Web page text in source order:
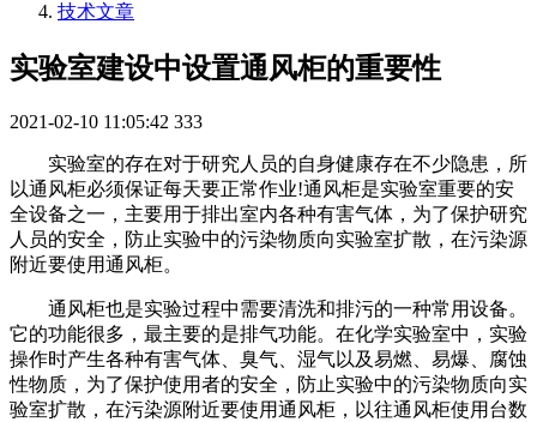
技术文章
实验室建设中设置通风柜的重要性
2021-02-10 11:05:42 333
实验室的存在对于研究人员的自身健康存在不少隐患，所
以通风柜必须保证每天要正常作业!通风柜是实验室重要的安
全设备之一，主要用于排出室内各种有害气体，为了保护研究
人员的安全，防止实验中的污染物质向实验室扩散，在污染源
附近要使用通风柜。
通风柜也是实验过程中需要清洗和排污的一种常用设备。
它的功能很多，最主要的是排气功能。在化学实验室中，实验
操作时产生各种有害气体、臭气、湿气以及易燃、易爆、腐蚀
性物质，为了保护使用者的安全，防止实验中的污染物质向实
验室扩散，在污染源附近要使用通风柜，以往通风柜使用台数